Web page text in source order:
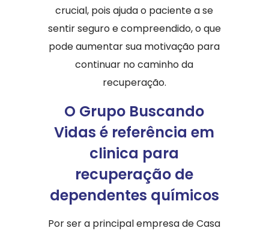
crucial, pois ajuda o paciente a se
sentir seguro e compreendido, o que
pode aumentar sua motivação para
continuar no caminho da
recuperação.
O Grupo Buscando
Vidas é referência em
clinica para
recuperação de
dependentes químicos
Por ser a principal empresa de Casa